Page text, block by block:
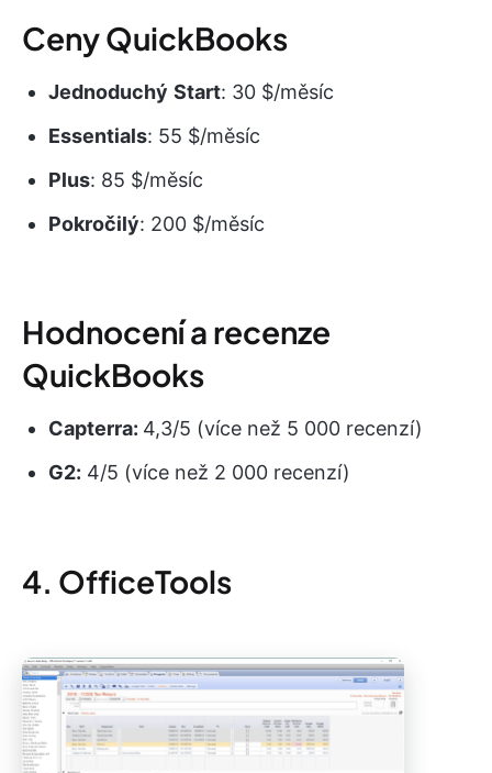
Ceny QuickBooks
Jednoduchý Start: 30 $/měsíc
Essentials: 55 $/měsíc
Plus: 85 $/měsíc
Pokročilý: 200 $/měsíc
Hodnocení a recenze
QuickBooks
Capterra: 4,3/5 (více než 5 000 recenzí)
G2: 4/5 (více než 2 000 recenzí)
4. OfficeTools